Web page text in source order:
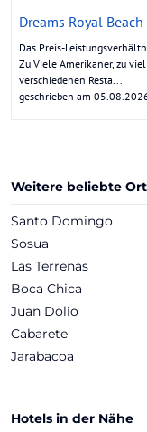
Dreams Royal
Das Preis-
Zu Viele Amerikaner, zu
verschiedenen Resta...
geschrieben am
Weitere beliebte
Santo Domingo
Sosua
Las Terrenas
Boca Chica
Juan Dolio
Cabarete
Jarabacoa
Hotels in der Nähe